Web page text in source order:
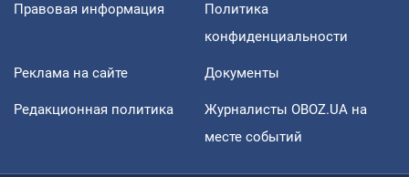
Правовая информация
Политика
конфиденциальности
Реклама на сайте Документы
Редакционная политика
Журналисты OBOZ.UA на
месте событий